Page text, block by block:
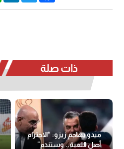
ذات صلة
ميدو يهاجم زيزو: “الاحترام
أصل اللعبة.. وستندم"